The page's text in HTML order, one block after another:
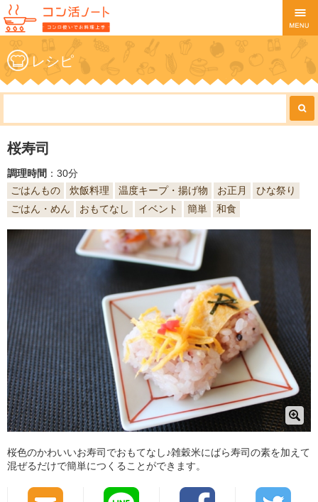
レシピ
桜寿司
調理時間 ：30分
ごはんもの
炊飯料理 温度キープ・揚げ物 お正月
ひな祭り
ごはん・めん
おもてなし イベント 簡単 和食
桜色のかわいいお寿司でおもてなし♪雑穀米にばら寿司の素を加えて
混ぜるだけで簡単につくることができます。